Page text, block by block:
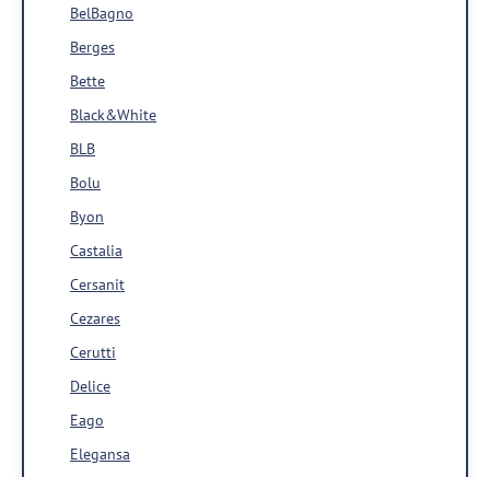
BelBagno
Berges
Bette
Black&White
BLB
Bolu
Byon
Castalia
Cersanit
Cezares
Cerutti
Delice
Eago
Elegansa